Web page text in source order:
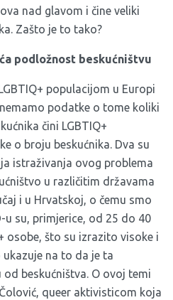
nad glavom i čine veliki
Zašto je to tako?
podložnost beskućništvu
populacijom u Europi
podatke o tome koliki
čini LGBTIQ+
o broju beskućnika. Dva su
istraživanja ovog problema
u različitim državama
i u Hrvatskoj, o čemu smo
u su, primjerice, od 25 do 40
osobe, što su izrazito visoke i
ukazuje na to da je ta
beskućništva. O ovoj temi
queer aktivisticom koja